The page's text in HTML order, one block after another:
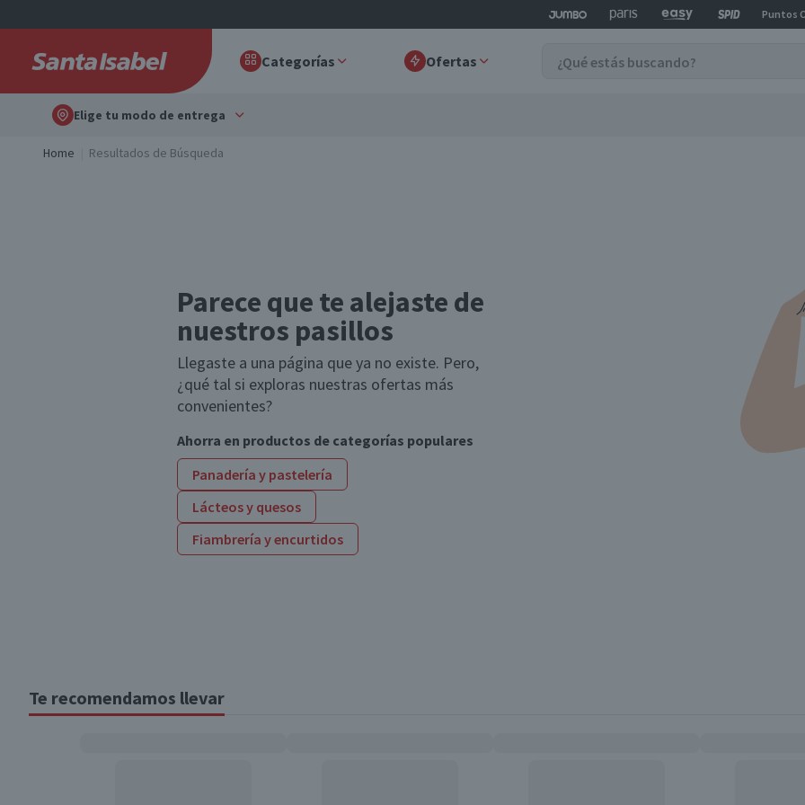
Puntos
Categorías Ofertas
Elige tu modo de entrega
Home Resultados de Búsqueda
Parece que te alejaste de
nuestros pasillos
Llegaste a una página que ya no existe. Pero,
¿qué tal si exploras nuestras ofertas más
convenientes?
Ahorra en productos de categorías populares
Panadería y pastelería
Lácteos y quesos
Fiambrería y encurtidos
Te recomendamos llevar